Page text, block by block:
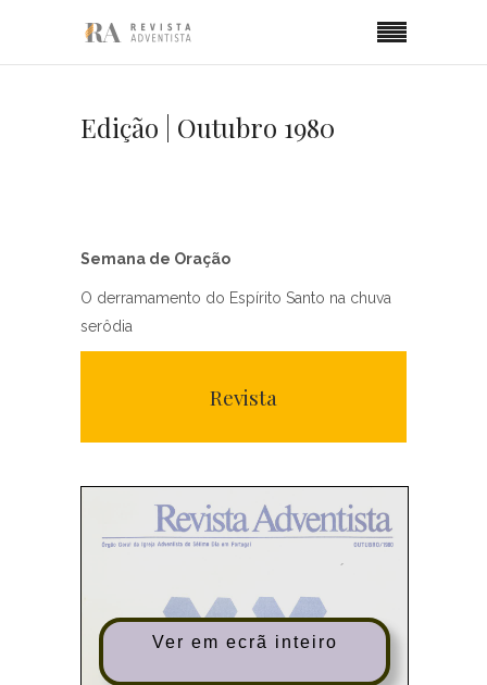
Edição | Outubro 1980
Semana de Oração
O derramamento do Espírito Santo na chuva
serôdia
Revista
Ver em ecrã inteiro